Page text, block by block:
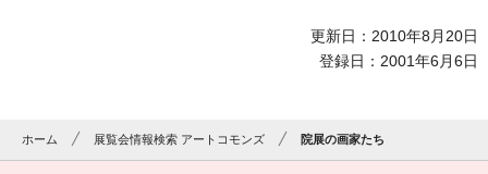
更新日：2010年8月20日
登録日：2001年6月6日
ホーム 展覧会情報検索 アートコモンズ 院展の画家たち